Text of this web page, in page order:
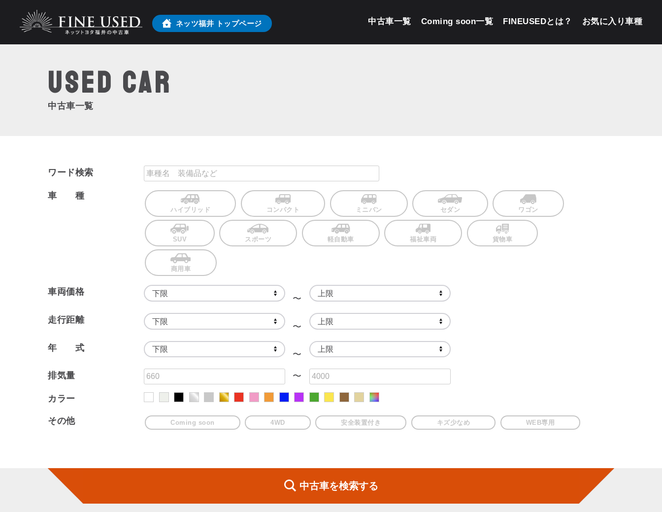
ネッツ福井 トップページ 中古車一覧 Coming soon一覧 FINEUSEDとは？ お気に入り車種
USED Car
中古車一覧
ワード検索
車 種
ハイブリッド コンパクト ミニバン セダン ワゴン
SUV スポーツ 軽自動車 福祉車両 貨物車
商用車
車両価格
〜
走行距離
〜
年 式
〜
排気量 〜
カラー
その他 Coming soon 4WD 安全装置付き キズ少なめ WEB専用
中古車を検索する